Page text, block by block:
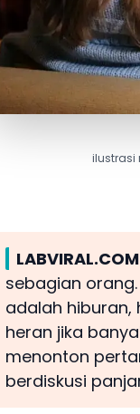
ilustrasi
LABVIRAL.COM
sebagian
adalah hiburan,
heran jika
menonton
berdiskusi